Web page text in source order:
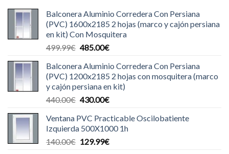
Balconera Aluminio Corredera Con Persiana
(PVC) 1600x2185 2 hojas (marco y cajón persiana
en kit) Con Mosquitera
499.99€ El
original
era:
499.99€.
485.00€El
actual
es:
485.00€.
Balconera Aluminio Corredera Con Persiana
(PVC) 1200x2185 2 hojas con mosquitera (marco
y cajón persiana en kit)
440.00€ El
original
era:
440.00€.
430.00€El
actual
es:
430.00€.
Ventana PVC Practicable Oscilobatiente
Izquierda 500X1000 1h
140.00€ El
129.99€El